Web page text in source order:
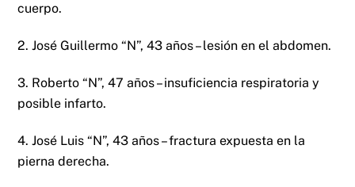
cuerpo.
2. José Guillermo “N”, 43 años – lesión en el abdomen.
3. Roberto “N”, 47 años – insuficiencia respiratoria y
posible infarto.
4. José Luis “N”, 43 años – fractura expuesta en la
pierna derecha.